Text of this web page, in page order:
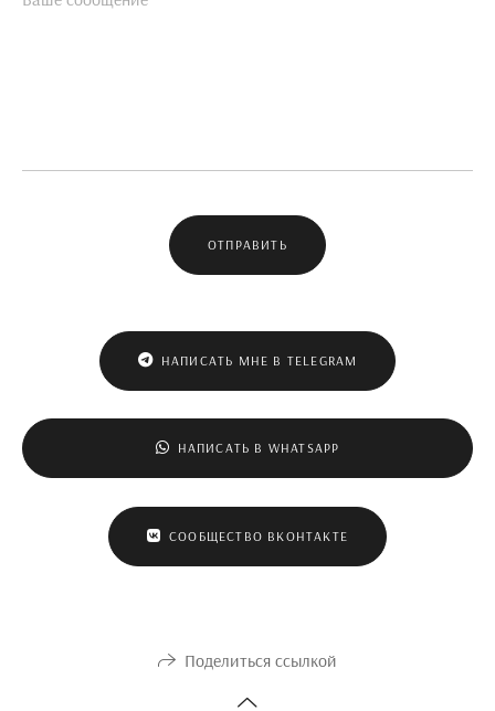
ОТПРАВИТЬ
НАПИСАТЬ МНЕ В TELEGRAM
НАПИСАТЬ В WHATSAPP
СООБЩЕСТВО ВКОНТАКТЕ
Поделиться ссылкой